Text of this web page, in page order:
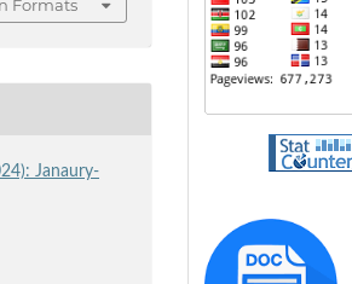
Formats
Janaury-